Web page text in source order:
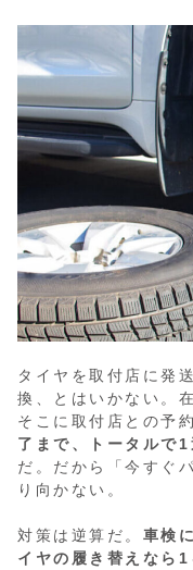
タイヤを取付店に発
換、とはいかない。
そこに取付店との予
了まで、トータルで
だ。だから「今すぐ
り向かない。
対策は逆算だ。 車検
イヤの履き替えなら1